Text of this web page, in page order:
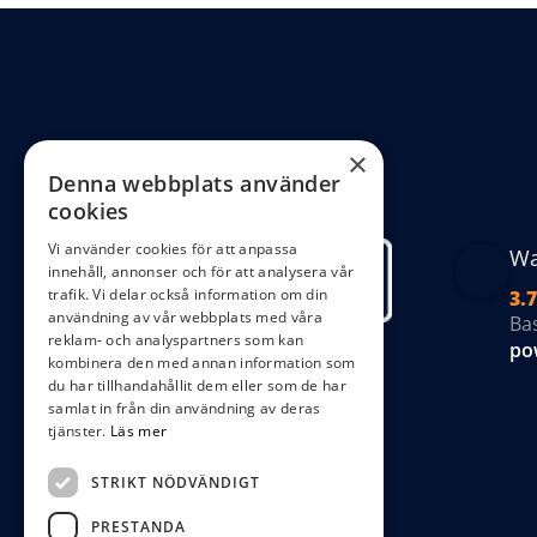
3.7
×
Denna webbplats använder
cookies
Vi använder cookies för att anpassa
innehåll, annonser och för att analysera vår
trafik. Vi delar också information om din
användning av vår webbplats med våra
reklam- och analyspartners som kan
kombinera den med annan information som
du har tillhandahållit dem eller som de har
samlat in från din användning av deras
tjänster. Läs mer
STRIKT NÖDVÄNDIGT
PRESTANDA